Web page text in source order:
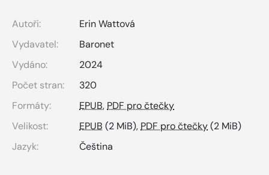
Autoři:
Erin Wattová
Vydavatel:
Baronet
Vydáno:
2024
Počet stran:
320
Formáty:
EPUB, PDF pro čtečky
Velikost:
EPUB (2 MiB), PDF pro čtečky(2 MiB)
Jazyk:
Čeština